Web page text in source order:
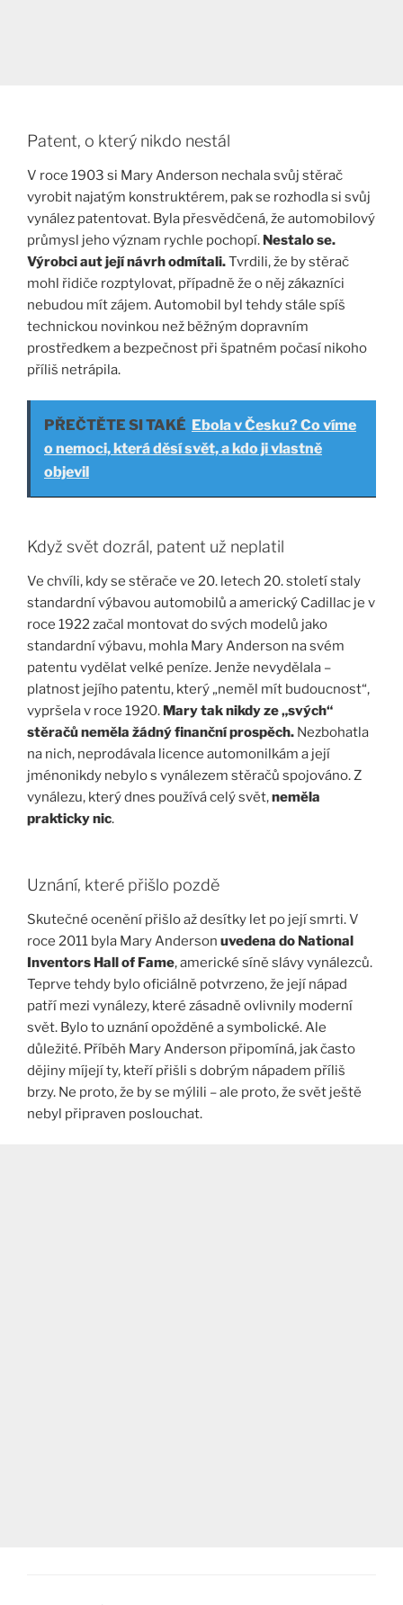
Patent, o který nikdo nestál
V roce 1903 si Mary Anderson nechala svůj stěrač
vyrobit najatým konstruktérem, pak se rozhodla si svůj
vynález patentovat. Byla přesvědčená, že automobilový
průmysl jeho význam rychle pochopí. Nestalo se.
Výrobci aut její návrh odmítali.Tvrdili, že by stěrač
mohl řidiče rozptylovat, případně že o něj zákazníci
nebudou mít zájem. Automobil byl tehdy stále spíš
technickou novinkou než běžným dopravním
prostředkem a bezpečnost při špatném počasí nikoho
příliš netrápila.
PŘEČTĚTE SI TAKÉ Ebola v Česku? Co víme
o nemoci, která děsí svět, a kdo ji vlastně
objevil
Když svět dozrál, patent už neplatil
Ve chvíli, kdy se stěrače ve 20. letech 20. století staly
standardní výbavou automobilů a americký Cadillac je v
roce 1922 začal montovat do svých modelů jako
standardní výbavu, mohla Mary Anderson na svém
patentu vydělat velké peníze. Jenže nevydělala –
platnost jejího patentu, který „neměl mít budoucnost“,
vypršela v roce 1920. Mary tak nikdy ze „svých“
stěračů neměla žádný finanční prospěch. Nezbohatla
na nich, neprodávala licence automonilkám a její
jménonikdy nebylo s vynálezem stěračů spojováno. Z
vynálezu, který dnes používá celý svět,neměla
prakticky nic.
Uznání, které přišlo pozdě
Skutečné ocenění přišlo až desítky let po její smrti. V
roce 2011 byla Mary Anderson uvedena do National
Inventors Hall of Fame, americké síně slávy vynálezců.
Teprve tehdy bylo oficiálně potvrzeno, že její nápad
patří mezi vynálezy, které zásadně ovlivnily moderní
svět. Bylo to uznání opožděné a symbolické. Ale
důležité. Příběh Mary Anderson připomíná, jak často
dějiny míjejí ty, kteří přišli s dobrým nápadem příliš
brzy. Ne proto, že by se mýlili – ale proto, že svět ještě
nebyl připraven poslouchat.